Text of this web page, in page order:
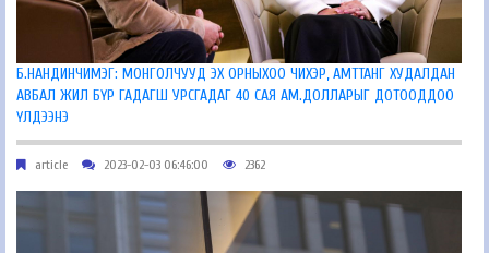
Б.НАНДИНЧИМЭГ: МОНГОЛЧУУД ЭХ ОРНЫХОО ЧИХЭР, АМТТАНГ ХУДАЛДАН
АВБАЛ ЖИЛ БҮР ГАДАГШ УРСГАДАГ 40 САЯ АМ.ДОЛЛАРЫГ ДОТООДДОО
ҮЛДЭЭНЭ
article 2023-02-03 06:46:00 2362